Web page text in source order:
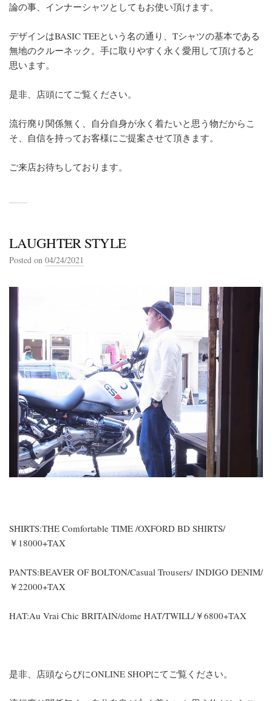
論の事、インナーシャツとしてもお使い頂けます。
デザインはBASIC TEEという名の通り、Tシャツの基本である
無地のクルーネック。手に取りやすく永く愛用して頂けると
思います。
是非、店頭にてご覧ください。
流行廃り関係無く、自分自身が永く着たいと思う物だからこ
そ、自信を持ってお客様にご提案させて頂きます。
ご来店お待ちしております。
LAUGHTER STYLE
Posted on 04/24/2021
SHIRTS:THE Comfortable TIME /OXFORD BD SHIRTS/
￥18000+TAX
PANTS:BEAVER OF BOLTON/Casual Trousers/ INDIGO DENIM/
￥22000+TAX
HAT:Au Vrai Chic BRITAIN/dome HAT/TWILL/￥6800+TAX
是非、店頭ならびにONLINE SHOPにてご覧ください。